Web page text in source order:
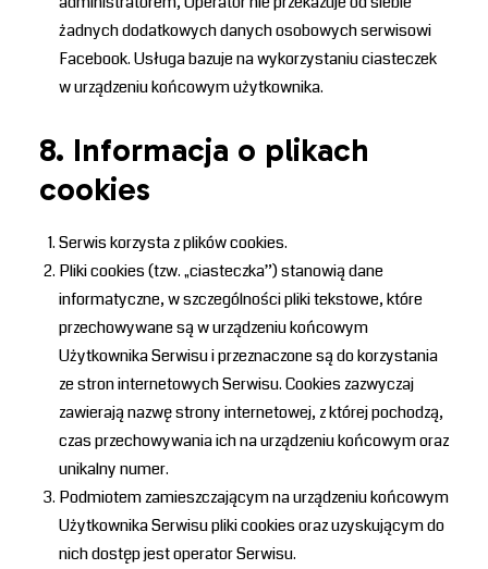
żadnych dodatkowych danych osobowych serwisowi
Facebook. Usługa bazuje na wykorzystaniu ciasteczek
w urządzeniu końcowym użytkownika.
8. Informacja o plikach
cookies
Serwis korzysta z plików cookies.
Pliki cookies (tzw. „ciasteczka”) stanowią dane
informatyczne, w szczególności pliki tekstowe, które
przechowywane są w urządzeniu końcowym
Użytkownika Serwisu i przeznaczone są do korzystania
ze stron internetowych Serwisu. Cookies zazwyczaj
zawierają nazwę strony internetowej, z której pochodzą,
czas przechowywania ich na urządzeniu końcowym oraz
unikalny numer.
Podmiotem zamieszczającym na urządzeniu końcowym
Użytkownika Serwisu pliki cookies oraz uzyskującym do
nich dostęp jest operator Serwisu.